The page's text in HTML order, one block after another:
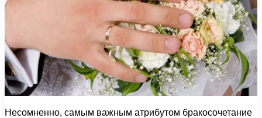
Несомненно, самым важным атрибутом бракосочетание